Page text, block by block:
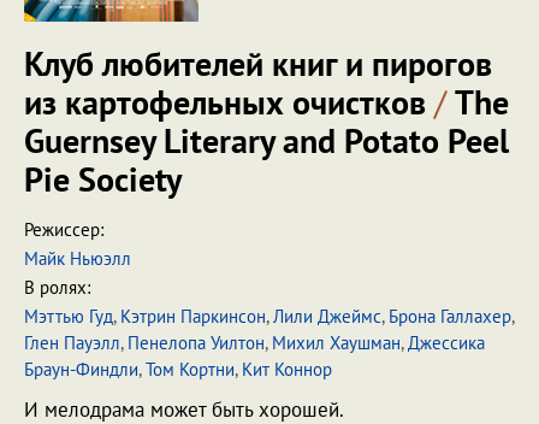
Клуб любителей книг и пирогов
из картофельных очистков/The
Guernsey Literary and Potato Peel
Pie Society
Режиссер:
Майк Ньюэлл
В ролях:
Мэттью Гуд, Кэтрин Паркинсон,Лили Джеймс, Брона Галлахер,
Глен Пауэлл, Пенелопа Уилтон, Михил Хаушман,Джессика
Браун-Финдли,Том Кортни, Кит Коннор
И мелодрама может быть хорошей.